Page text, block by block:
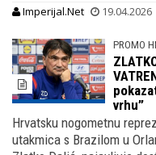
Imperijal.Net 19.04.2026
PROMO
vrhu”
Hrvatsku nogometnu
utakmica s Brazilom u